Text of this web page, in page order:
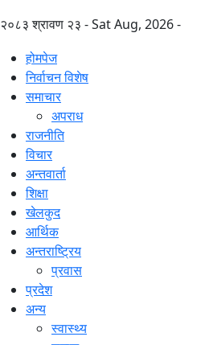
२०८३ श्रावण २३ - Sat Aug, 2026 -
होमपेज
निर्वाचन विशेष
समाचार
अपराध
राजनीति
विचार
अन्तवार्ता
शिक्षा
खेलकुद
आर्थिक
अन्तराष्ट्रिय
प्रवास
प्रदेश
अन्य
स्वास्थ्य